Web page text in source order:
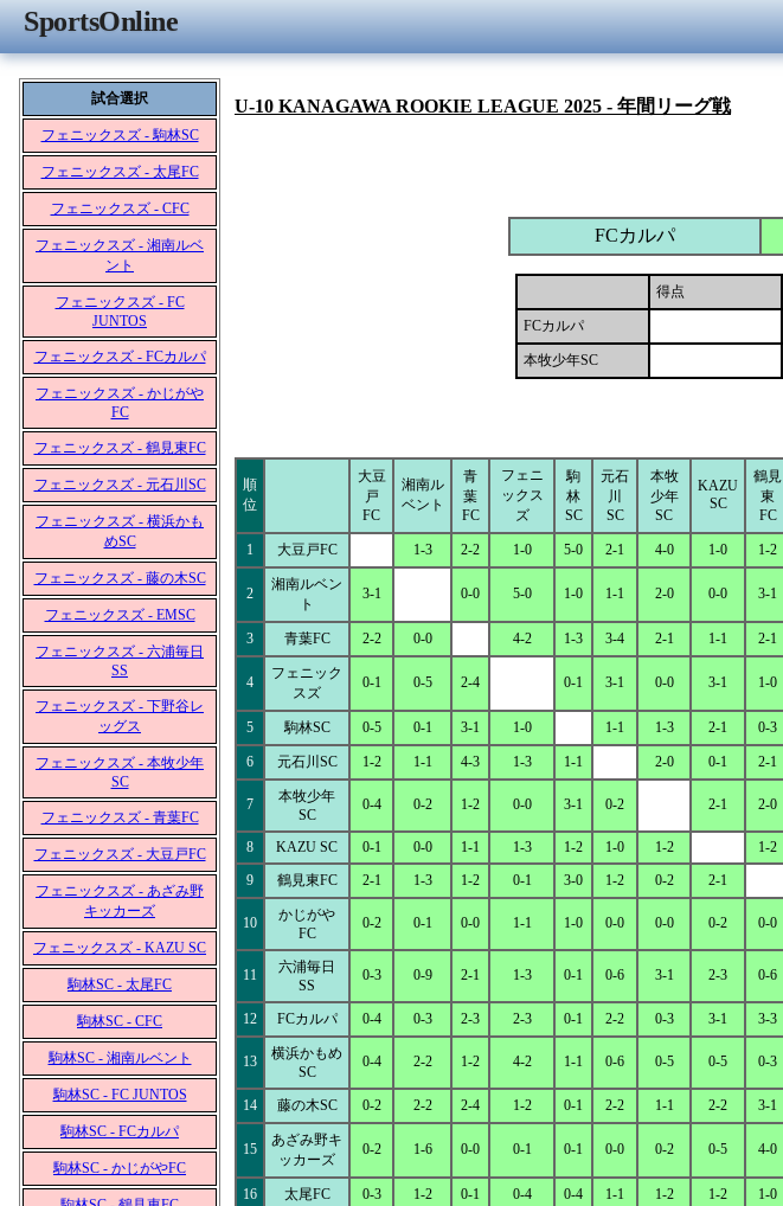
SportsOnline
試合選択
フェニックスズ - 駒林SC
フェニックスズ - 太尾FC
フェニックスズ - CFC
フェニックスズ - 湘南ルベ
ント
フェニックスズ - FC
JUNTOS
フェニックスズ - FCカルパ
フェニックスズ - かじがや
FC
フェニックスズ - 鶴見東FC
フェニックスズ - 元石川SC
フェニックスズ - 横浜かも
めSC
フェニックスズ - 藤の木SC
フェニックスズ - EMSC
フェニックスズ - 六浦毎日
SS
フェニックスズ - 下野谷レ
ッグス
フェニックスズ - 本牧少年
SC
フェニックスズ - 青葉FC
フェニックスズ - 大豆戸FC
フェニックスズ - あざみ野
キッカーズ
フェニックスズ - KAZU SC
駒林SC - 太尾FC
駒林SC - CFC
駒林SC - 湘南ルベント
駒林SC - FC JUNTOS
駒林SC - FCカルパ
駒林SC - かじがやFC
U-10 KANAGAWA ROOKIE LEAGUE 2025 - 年間リーグ戦
FCカルパ
得点
FCカルパ
本牧少年SC
順
位
大豆
戸
FC
湘南ル
ベント
青
葉
FC
フェニ
ックス
ズ
駒
林
SC
元石
川
SC
本牧
少年
SC
KAZU
SC
鶴見
東
FC
1 大豆戸FC 1-3 2-2 1-0 5-0 2-1 4-0 1-0 1-2
2
湘南ルベン
ト
3-1 0-0 5-0 1-0 1-1 2-0 0-0 3-1
3 青葉FC 2-2 0-0 4-2 1-3 3-4 2-1 1-1 2-1
4
フェニック
スズ
0-1 0-5 2-4 0-1 3-1 0-0 3-1 1-0
5 駒林SC 0-5 0-1 3-1 1-0 1-1 1-3 2-1 0-3
6 元石川SC 1-2 1-1 4-3 1-3 1-1 2-0 0-1 2-1
7
本牧少年
SC
0-4 0-2 1-2 0-0 3-1 0-2 2-1 2-0
8 KAZU SC 0-1 0-0 1-1 1-3 1-2 1-0 1-2 1-2
9
鶴見東FC 2-1 1-3 1-2 0-1 3-0 1-2 0-2 2-1
10
かじがや
FC
0-2 0-1 0-0 1-1 1-0 0-0 0-0 0-2 0-0
11
六浦毎日
SS
0-3 0-9 2-1 1-3 0-1 0-6 3-1 2-3 0-6
12 FCカルパ 0-4 0-3 2-3 2-3 0-1 2-2 0-3 3-1 3-3
13
横浜かもめ
SC
0-4 2-2 1-2 4-2 1-1 0-6 0-5 0-5 0-3
14 藤の木SC 0-2 2-2 2-4 1-2 0-1 2-2 1-1 2-2 3-1
15
あざみ野キ
ッカーズ
0-2 1-6 0-0 0-1 0-1 0-0 0-2 0-5 4-0
16 太尾FC 0-3 1-2 0-1 0-4 0-4 1-1 1-2 1-2 1-0